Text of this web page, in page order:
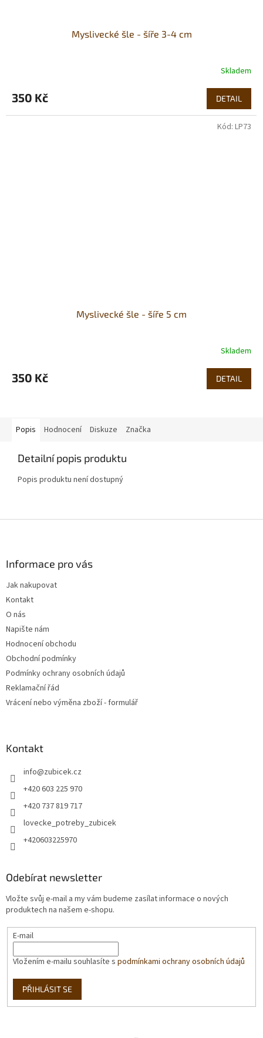
Myslivecké šle - šíře 3-4 cm
Skladem
350 Kč DETAIL
Myslivecké šle - šíře 5 cm
Skladem
350 Kč DETAIL
Kód: LP73
Popis Hodnocení Diskuze Značka
Detailní popis produktu
Popis produktu není dostupný
Informace pro vás
Jak nakupovat
Kontakt
O nás
Napište nám
Hodnocení obchodu
Obchodní podmínky
Podmínky ochrany osobních údajů
Reklamační řád
Vrácení nebo výměna zboží - formulář
Kontakt
info@zubicek.cz
+420 603 225 970
+420 737 819 717
lovecke_potreby_zubicek
+420603225970
Odebírat newsletter
Vložte svůj e-mail a my vám budeme zasílat informace o nových
produktech na našem e-shopu.
E-mail
Vložením e-mailu souhlasíte s podmínkami ochrany osobních údajů
PŘIHLÁSIT SE